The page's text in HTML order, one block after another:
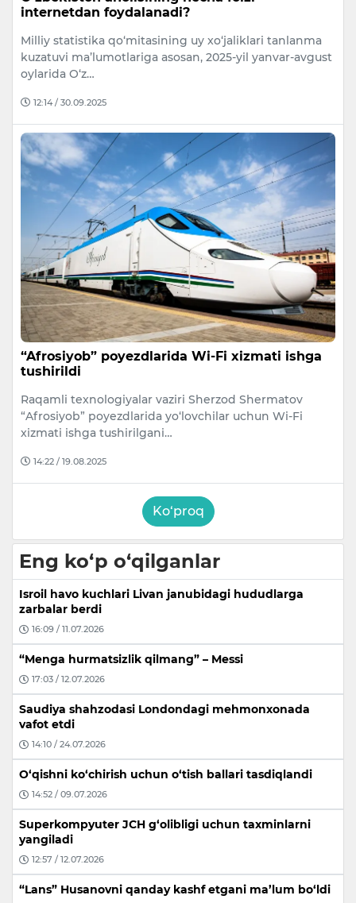
internetdan foydalanadi?
Milliy statistika qo‘mitasining uy xo‘jaliklari tanlanma
kuzatuvi ma’lumotlariga asosan, 2025-yil yanvar-avgust
oylarida O‘z…
12:14 / 30.09.2025
“Afrosiyob” poyezdlarida Wi-Fi xizmati ishga
tushirildi
Raqamli texnologiyalar vaziri Sherzod Shermatov
“Afrosiyob” poyezdlarida yo‘lovchilar uchun Wi-Fi
xizmati ishga tushirilgani…
14:22 / 19.08.2025
Ko‘proq
Eng ko‘p o‘qilganlar
Isroil havo kuchlari Livan janubidagi hududlarga
zarbalar berdi
16:09 / 11.07.2026
“Menga hurmatsizlik qilmang” – Messi
17:03 / 12.07.2026
Saudiya shahzodasi Londondagi mehmonxonada
vafot etdi
14:10 / 24.07.2026
O‘qishni ko‘chirish uchun o‘tish ballari tasdiqlandi
14:52 / 09.07.2026
Superkompyuter JCH g‘olibligi uchun taxminlarni
yangiladi
12:57 / 12.07.2026
“Lans” Husanovni qanday kashf etgani ma’lum bo‘ldi